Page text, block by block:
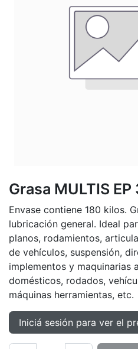
Grasa MULTIS
Envase contiene 180 kilos.
lubricación general. Ideal
planos, rodamientos,
de vehículos, suspensión,
implementos y maquinarias
domésticos, rodados,
máquinas herramientas, etc.
Iniciá sesión para ver el